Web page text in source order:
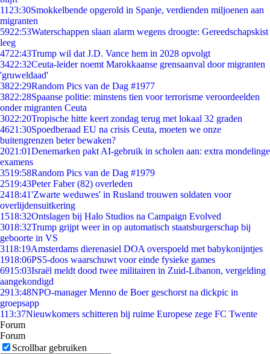
11 23:30Smokkelbende opgerold in Spanje, verdienden miljoenen aan
migranten
5922:53Waterschappen slaan alarm wegens droogte: Gereedschapskist
leeg
4722:43Trump wil dat J.D. Vance hem in 2028 opvolgt
3422:32Ceuta-leider noemt Marokkaanse grensaanval door migranten
'gruweldaad'
3822:29Random Pics van de Dag #1977
3822:28Spaanse politie: minstens tien voor terrorisme veroordeelden
onder migranten Ceuta
3022:20Tropische hitte keert zondag terug met lokaal 32 graden
4621:30Spoedberaad EU na crisis Ceuta, moeten we onze
buitengrenzen beter bewaken?
2021:01Denemarken pakt AI-gebruik in scholen aan: extra mondelinge
examens
3519:58Random Pics van de Dag #1979
2519:43Peter Faber (82) overleden
2418:41'Zwarte weduwes' in Rusland trouwen soldaten voor
overlijdensuitkering
1518:32Ontslagen bij Halo Studios na Campaign Evolved
3018:32Trump grijpt weer in op automatisch staatsburgerschap bij
geboorte in VS
3118:19Amsterdams dierenasiel DOA overspoeld met babykonijntjes
1918:06PS5-doos waarschuwt voor einde fysieke games
6915:03Israël meldt dood twee militairen in Zuid-Libanon, vergelding
aangekondigd
2913:48NPO-manager Menno de Boer geschorst na dickpic in
groepsapp
113:37Nieuwkomers schitteren bij ruime Europese zege FC Twente
Forum
Forum
Scrollbar gebruiken